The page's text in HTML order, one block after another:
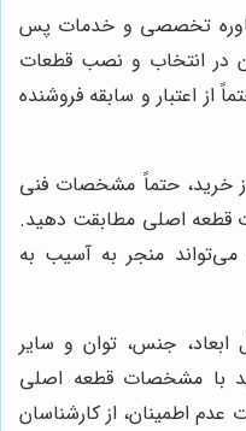
مشاوره تخصصی و خدمات پس
در انتخاب و نصب قطعات
از اعتبار و سابقه فروشنده
خرید، حتماً مشخصات فنی
قطعه اصلی مطابقت دهید.
می‌تواند منجر به آسیب به
جنس، توان و سایر
با مشخصات قطعه اصلی
اطمینان، از کارشناسان